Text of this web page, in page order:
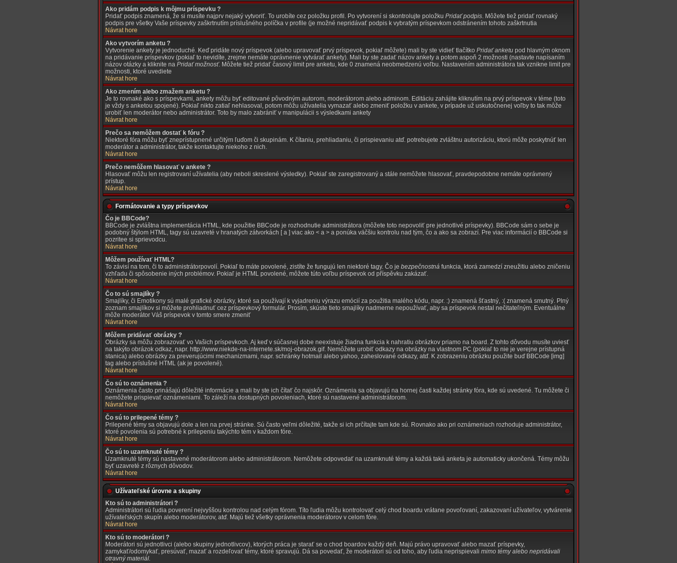
Ako pridám podpis k môjmu príspevku ?
Pridať podpis znamená, že si musíte najprv nejaký vytvoriť. To urobíte cez položku profil. Po vytvorení si skontrolujte položku Pridať podpis. Môžete tiež pridať rovnaký
podpis pre všetky Vaše príspevky zaškrtnutím príslušného políčka v profile (je možné nepridávať podpis k vybratým príspevkom odstránením tohoto zaškrtnutia
Návrat hore
Ako vytvorím anketu ?
Vytvorenie ankety je jednoduché. Keď pridáte nový príspevok (alebo upravovať prvý príspevok, pokiaľ môžete) mali by ste vidieť tlačítko Pridať anketu pod hlavným oknom
na pridávanie príspevkov (pokiaľ to nevidíte, zrejme nemáte oprávnenie vytvárať ankety). Mali by ste zadať názov ankety a potom aspoň 2 možnosti (nastavte napísaním
názov otázky a kliknite na Pridať možnosť. Môžete tiež pridať časový limit pre anketu, kde 0 znamená neobmedzenú voľbu. Nastavením administrátora tak vznikne limit pre
možnosti, ktoré uvediete
Návrat hore
Ako zmením alebo zmažem anketu ?
Je to rovnaké ako s príspevkami, ankety môžu byť editované pôvodným autorom, moderátorom alebo adminom. Editáciu zahájite kliknutím na prvý príspevok v téme (toto
je vždy s anketou spojené). Pokiaľ nikto zatiaľ nehlasoval, potom môžu užívatelia vymazať alebo zmeniť položku v ankete, v prípade už uskutočnenej voľby to tak môže
urobiť len moderátor nebo administrátor. Toto by malo zabrániť v manipulácii s výsledkami ankety
Návrat hore
Prečo sa nemôžem dostať k fóru ?
Niektoré fóra môžu byť zneprístupnené určitým ľuďom či skupinám. K čítaniu, prehliadaniu, či prispievaniu atď. potrebujete zvláštnu autorizáciu, ktorú môže poskytnúť len
moderátor a administrátor, takže kontaktujte niekoho z nich.
Návrat hore
Prečo nemôžem hlasovať v ankete ?
Hlasovať môžu len registrovaní užívatelia (aby neboli skreslené výsledky). Pokiaľ ste zaregistrovaný a stále nemôžete hlasovať, pravdepodobne nemáte oprávnený
prístup.
Návrat hore
Formátovanie a typy príspevkov
Čo je BBCode?
BBCode je zvláštna implementácia HTML, kde použitie BBCode je rozhodnutie administrátora (môžete toto nepovoliť pre jednotlivé príspevky). BBCode sám o sebe je
podobný štýlom HTML, tagy sú uzavreté v hranatých zátvorkách [ a ] viac ako < a > a ponúka väčšiu kontrolu nad tým, čo a ako sa zobrazí. Pre viac informácií o BBCode si
pozritee si sprievodcu.
Návrat hore
Môžem používať HTML?
To závisí na tom, či to administrátorpovolí. Pokiaľ to máte povolené, zistíte že fungujú len niektoré tagy. Čo je bezpečnostná funkcia, ktorá zamedzí zneužitiu alebo zničeniu
vzhľadu či spôsobenie iných problémov. Pokiaľ je HTML povolené, môžete túto voľbu príspevok od příspěvku zakázať.
Návrat hore
Čo to sú smajlíky ?
Smajlíky, či Emotikony sú malé grafické obrázky, ktoré sa používají k vyjadreniu výrazu emócií za použitia malého kódu, napr. :) znamená šťastný, :( znamená smutný. Plný
zoznam smajlíkov si môžete prohliadnuť cez príspevkový formulár. Prosím, skúste tieto smajlíky nadmerne nepoužívať, aby sa príspevok nestal nečitateľným. Eventuálne
môže moderátor Váš príspevok v tomto smere zmeniť
Návrat hore
Môžem pridávať obrázky ?
Obrázky sa môžu zobrazovať vo Vašich príspevkoch. Aj keď v súčasnej dobe neexistuje žiadna funkcia k nahratiu obrázkov priamo na board. Z tohto dôvodu musíte uviesť
na takýto obrázok odkaz, napr. http://www.niekde-na-internete.sk/moj-obrazok.gif. Nemôžete urobiť odkazy na obrázky na vlastnom PC (pokiaľ to nie je verejne prístupná
stanica) alebo obrázky za preverujúcimi mechanizmami, napr. schránky hotmail alebo yahoo, zaheslované odkazy, atď. K zobrazeniu obrázku použite buď BBCode [img]
tag alebo príslušné HTML (ak je povolené).
Návrat hore
Čo sú to oznámenia ?
Oznámenia často prinášajú dôležité informácie a mali by ste ich čítať čo najskôr. Oznámenia sa objavujú na hornej časti každej stránky fóra, kde sú uvedené. Tu môžete či
nemôžete prispievať oznámeniami. To záleží na dostupných povoleniach, ktoré sú nastavené administrátorom.
Návrat hore
Čo sú to prilepené témy ?
Prilepené témy sa objavujú dole a len na prvej stránke. Sú často veľmi dôležité, takže si ich prčítajte tam kde sú. Rovnako ako pri oznámeniach rozhoduje administrátor,
ktoré povolenia sú potrebné k prilepeniu takýchto tém v každom fóre.
Návrat hore
Čo sú to uzamknuté témy ?
Uzamknuté témy sú nastavené moderátorom alebo administrátorom. Nemôžete odpovedať na uzamknuté témy a každá taká anketa je automaticky ukončená. Témy môžu
byť uzavreté z rôznych dôvodov.
Návrat hore
Užívateľské úrovne a skupiny
Kto sú to administrátori ?
Administrátori sú ľudia poverení nejvyššou kontrolou nad celým fórom. Títo ľudia môžu kontrolovať celý chod boardu vrátane povoľovaní, zakazovaní užívateľov, vytvárenie
užívateľských skupín alebo moderátorov, atď. Majú tiež všetky oprávnenia moderátorov v celom fóre.
Návrat hore
Kto sú to moderátori ?
Moderátori sú jednotlivci (alebo skupiny jednotlivcov), ktorých práca je starať se o chod boardov každý deň. Majú právo upravovať alebo mazať príspevky,
zamykať/odomykať, presúvať, mazať a rozdeľovať témy, ktoré spravujú. Dá sa povedať, že moderátori sú od toho, aby ľudia neprispievali mimo témyalebo nepridávali
otravný materiál.